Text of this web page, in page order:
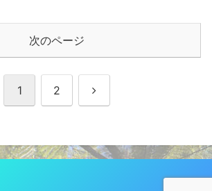
次のページ
1 2 次